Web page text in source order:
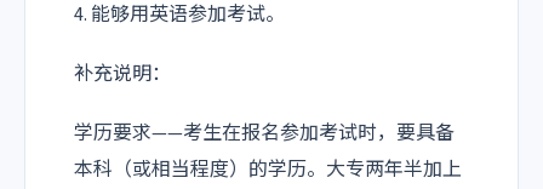
4. 能够用英语参加考试。
补充说明：
学历要求——考生在报名参加考试时，要具备
本科（或相当程度）的学历。大专两年半加上